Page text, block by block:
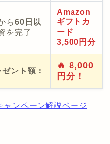
ら60日以
を完了
Amazon
ギフトカ
ード
3,500円分
ント額：
🔥 8,000
円分！
ャンペーン解説ページ